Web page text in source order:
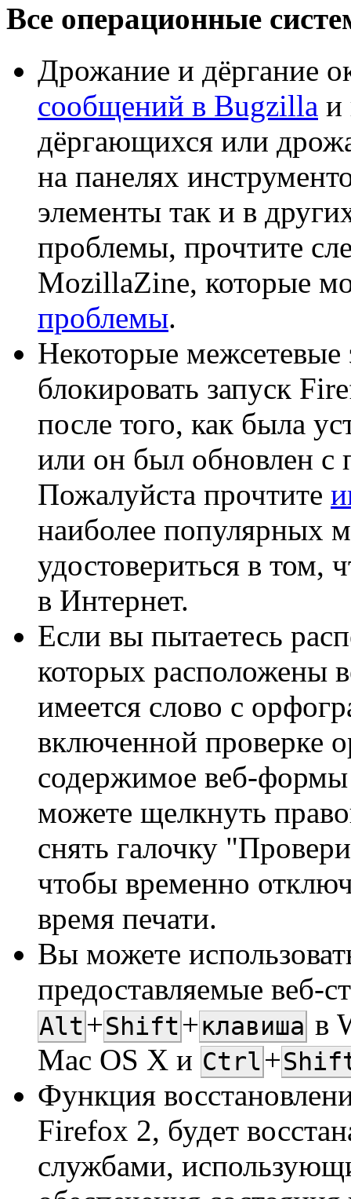
Все операционные
Дрожание и дёргание
сообщений в Bugzilla и
дёргающихся или
на панелях
элементы так и в
проблемы, прочтите
MozillaZine, которые
проблемы.
Некоторые
блокировать запуск
после того, как была
или он был обновлен с
Пожалуйста прочтите
наиболее популярных
удостовериться в том,
в Интернет.
Если вы пытаетесь
которых расположены
имеется слово с
включенной проверке
содержимое веб-формы
можете щелкнуть
снять галочку
чтобы временно
время печати.
Вы можете
предоставляемые веб-
Alt+Shift+клавиша в
Mac OS X и Ctrl+
Функция
Firefox 2, будет
службами,